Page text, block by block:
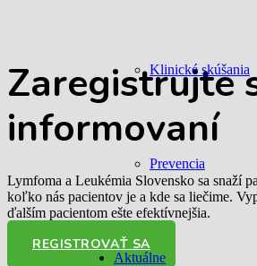
Klinické skúšania
Prevencia
Aktuálne
Zaregistrujte
informovaní
Lymfoma a Leukémia Slovensko sa snaží
koľko nás pacientov je a kde sa liečime.
ďalším pacientom ešte efektívnejšia.
REGISTROVAŤ SA